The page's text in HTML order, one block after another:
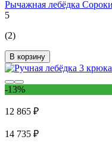
Рычажная лебёдка
5
(2)
В корзину
-13%
12 865 ₽
14 735 ₽